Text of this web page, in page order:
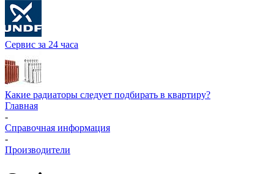
Сервис за 24 часа
Какие радиаторы следует подбирать в квартиру?
Главная
-
Справочная информация
-
Производители